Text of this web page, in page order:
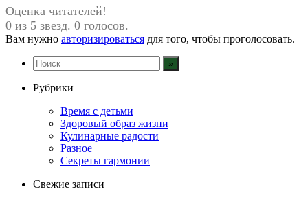
Оценка читателей!
0 из 5 звезд. 0 голосов.
Вам нужно авторизироваться для того, чтобы проголосовать.
Рубрики
Время с детьми
Здоровый образ жизни
Кулинарные радости
Разное
Секреты гармонии
Свежие записи